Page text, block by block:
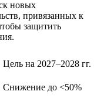
новых
привязанных к
защитить
Цель на 2027–2028 гг.
Снижение до <50%